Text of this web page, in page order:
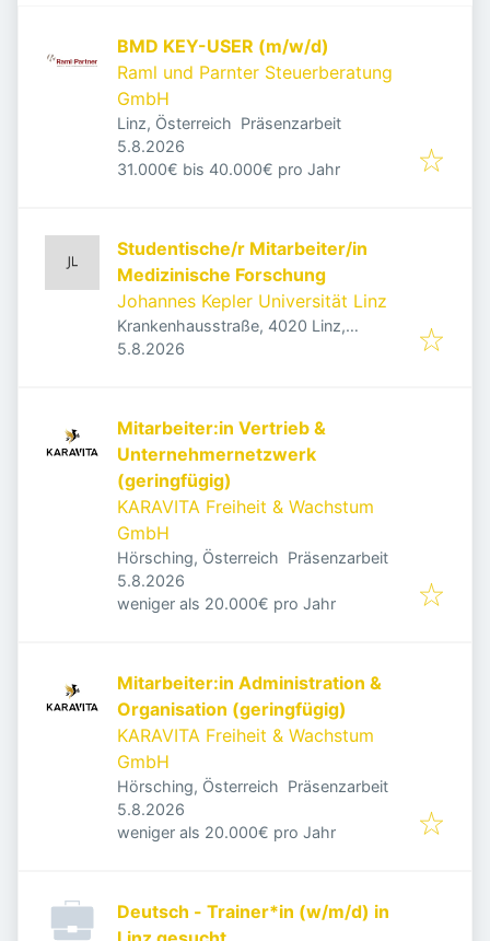
BMD KEY-USER (m/w/d)
Raml und Parnter Steuerberatung
GmbH
Linz, Österreich Präsenzarbeit
Veröffentlicht
5.8.2026
31.000€ bis 40.000€ pro Jahr
Studentische/r Mitarbeiter/in
Medizinische Forschung
Johannes Kepler Universität Linz
Krankenhausstraße, 4020 Linz,
Österreich
Veröffentlicht
5.8.2026
Mitarbeiter:in Vertrieb &
Unternehmernetzwerk
(geringfügig)
KARAVITA Freiheit & Wachstum
GmbH
Hörsching, Österreich Präsenzarbeit
Veröffentlicht
5.8.2026
weniger als 20.000€ pro Jahr
Mitarbeiter:in Administration &
Organisation (geringfügig)
KARAVITA Freiheit & Wachstum
GmbH
Hörsching, Österreich Präsenzarbeit
Veröffentlicht
5.8.2026
weniger als 20.000€ pro Jahr
Deutsch - Trainer*in (w/m/d) in